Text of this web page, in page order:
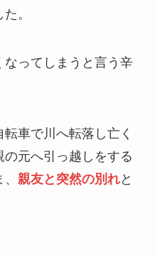
。
ってしまうと言う辛
車で川へ転落し亡く
元へ引っ越しをする
親友と突然の別れと